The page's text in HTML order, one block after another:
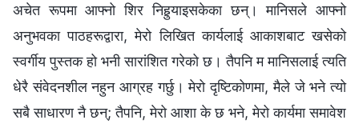
अचेत रूपमा आफ्‍नो शिर निहुर्‍याइसकेका छन्। मानिसले आफ्‍नो
अनुभवका पाठहरूद्वारा, मेरो लिखित कार्यलाई आकाशबाट खसेको
स्वर्गीय पुस्तक हो भनी सारांशित गरेको छ। तैपनि म मानिसलाई त्यति
धेरै संवेदनशील नहुन आग्रह गर्छु। मेरो दृष्टिकोणमा, मैले जे भने त्यो
सबै साधारण नै छन्; तैपनि, मेरो आशा के छ भने, मेरो कार्यमा समावेश